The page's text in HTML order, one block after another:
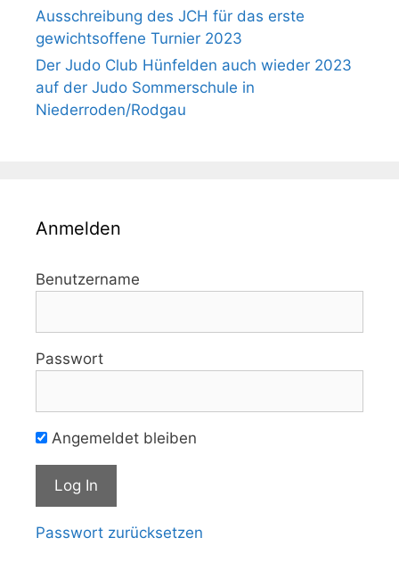
Ausschreibung des JCH für das erste
gewichtsoffene Turnier 2023
Der Judo Club Hünfelden auch wieder 2023
auf der Judo Sommerschule in
Niederroden/Rodgau
Anmelden
Benutzername
Passwort
Angemeldet bleiben
Passwort zurücksetzen